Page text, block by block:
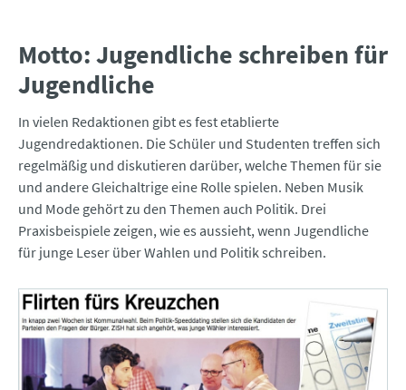
Motto: Jugendliche schreiben für
Jugendliche
In vielen Redaktionen gibt es fest etablierte
Jugendredaktionen. Die Schüler und Studenten treffen sich
regelmäßig und diskutieren darüber, welche Themen für sie
und andere Gleichaltrige eine Rolle spielen. Neben Musik
und Mode gehört zu den Themen auch Politik. Drei
Praxisbeispiele zeigen, wie es aussieht, wenn Jugendliche
für junge Leser über Wahlen und Politik schreiben.